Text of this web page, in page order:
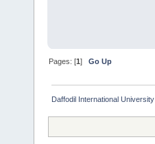
Pages: [1]Go Up
Daffodil International University